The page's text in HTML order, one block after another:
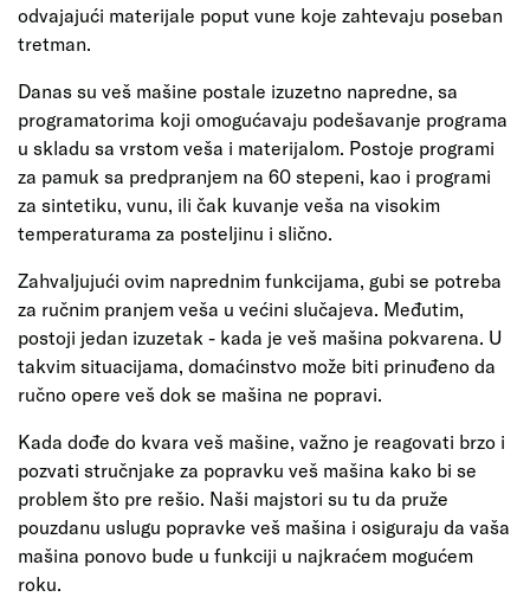
odvajajući materijale poput vune koje zahtevaju poseban
tretman.
Danas su veš mašine postale izuzetno napredne, sa
programatorima koji omogućavaju podešavanje programa
u skladu sa vrstom veša i materijalom. Postoje programi
za pamuk sa predpranjem na 60 stepeni, kao i programi
za sintetiku, vunu, ili čak kuvanje veša na visokim
temperaturama za posteljinu i slično.
Zahvaljujući ovim naprednim funkcijama, gubi se potreba
za ručnim pranjem veša u većini slučajeva. Međutim,
postoji jedan izuzetak - kada je veš mašina pokvarena. U
takvim situacijama, domaćinstvo može biti prinuđeno da
ručno opere veš dok se mašina ne popravi.
Kada dođe do kvara veš mašine, važno je reagovati brzo i
pozvati stručnjake za popravku veš mašina kako bi se
problem što pre rešio. Naši majstori su tu da pruže
pouzdanu uslugu popravke veš mašina i osiguraju da vaša
mašina ponovo bude u funkciji u najkraćem mogućem
roku.